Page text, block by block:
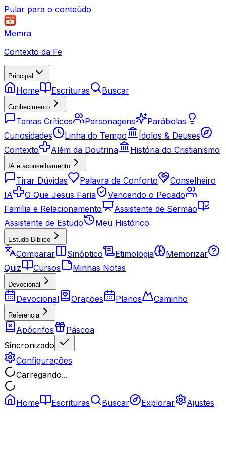
Pular para o conteúdo
Memra
Contexto da Fe
Principal
Home Escrituras Buscar
Conhecimento
Temas Críticos Personagens
Parábolas
Curiosidades
Linha do Tempo
Ídolos & Deuses
Contexto
Além da Doutrina História do Cristianismo
IA e aconselhamento
Tirar Dúvidas Palavra de Conforto
Conselheiro
IA
O Que Jesus Faria
Vencendo o Pecado
Família e Relacionamento
Assistente de Sermão
Assistente de Estudo
Meu Histórico
Estudo Biblico
Comparar Sinóptico Etimologia
Memorizar
Quiz
Cursos Minhas Notas
Devocional
Devocional Orações Planos Caminho
Referencia
Apócrifos
Páscoa
Sincronizado
Configurações
Carregando...
Home Escrituras Buscar Explorar Ajustes